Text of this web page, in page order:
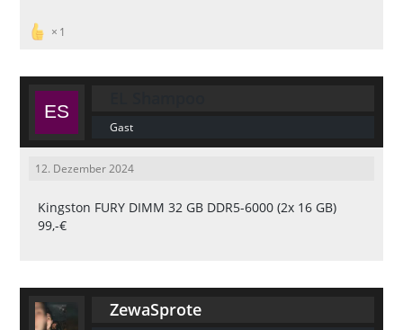
1
Gast
12. Dezember 2024
Kingston FURY DIMM 32 GB DDR5-6000 (2x 16 GB)
99,-€
ZewaSprote